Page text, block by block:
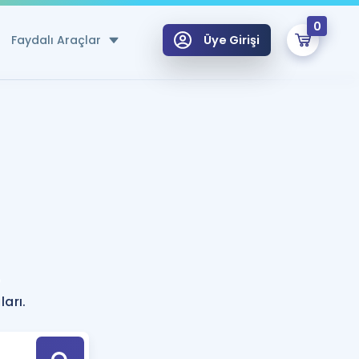
Faydalı Araçlar
Hesaplama Aracı
için Öneriler
Tek Takvimde
Üye Girişi
0
Hoca ile seni sınava hazırlayacak onlarca eğitim seni bekliyor!